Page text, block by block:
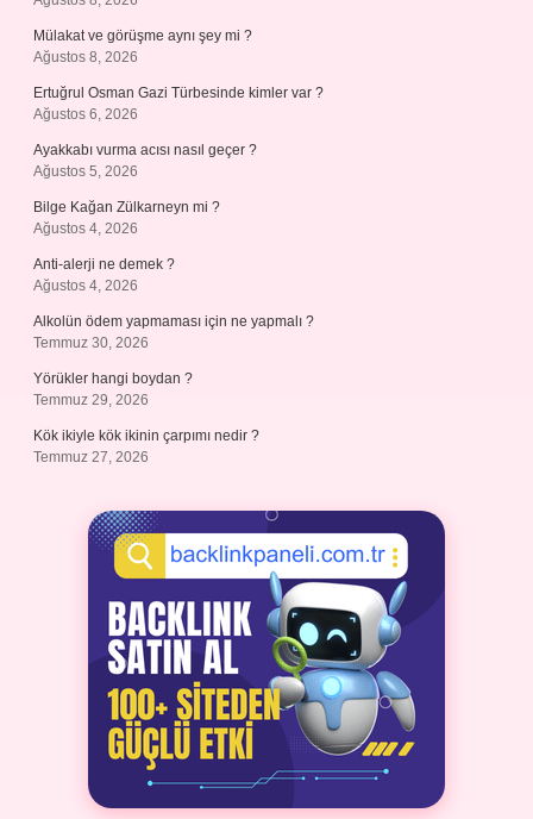
Mülakat ve görüşme aynı şey mi ?
Ağustos 8, 2026
Ertuğrul Osman Gazi Türbesinde kimler var ?
Ağustos 6, 2026
Ayakkabı vurma acısı nasıl geçer ?
Ağustos 5, 2026
Bilge Kağan Zülkarneyn mi ?
Ağustos 4, 2026
Anti-alerji ne demek ?
Ağustos 4, 2026
Alkolün ödem yapmaması için ne yapmalı ?
Temmuz 30, 2026
Yörükler hangi boydan ?
Temmuz 29, 2026
Kök ikiyle kök ikinin çarpımı nedir ?
Temmuz 27, 2026